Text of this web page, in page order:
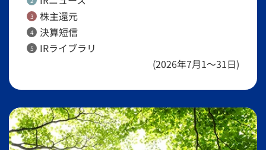
3 株主還元
4 決算短信
5
IRライブラリ
(2026年7月1～31日)